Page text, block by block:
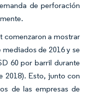
de perforación
comenzaron a mostrar
de 2016 y se
60 por barril durante
2018). Esto, junto con
de las empresas de